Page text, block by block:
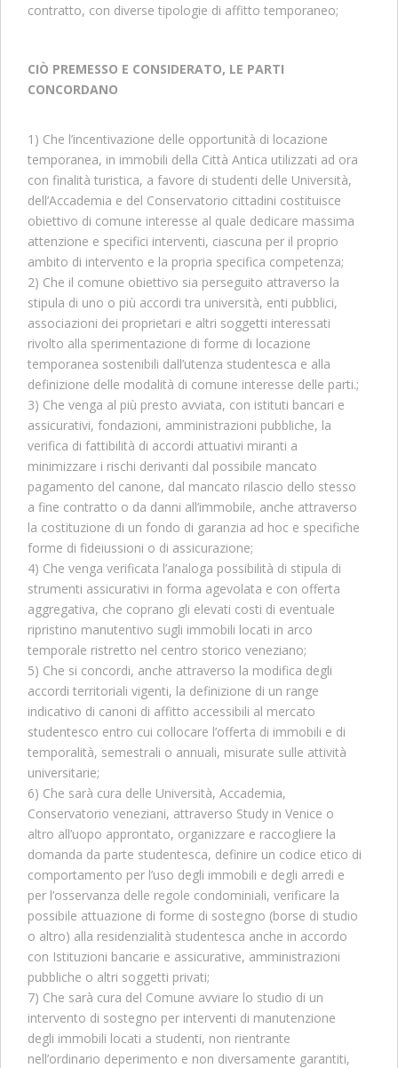
contratto, con diverse tipologie di affitto temporaneo;
CIÒ PREMESSO E CONSIDERATO, LE PARTI
CONCORDANO
1) Che l’incentivazione delle opportunità di locazione
temporanea, in immobili della Città Antica utilizzati ad ora
con finalità turistica, a favore di studenti delle Università,
dell’Accademia e del Conservatorio cittadini costituisce
obiettivo di comune interesse al quale dedicare massima
attenzione e specifici interventi, ciascuna per il proprio
ambito di intervento e la propria specifica competenza;
2) Che il comune obiettivo sia perseguito attraverso la
stipula di uno o più accordi tra università, enti pubblici,
associazioni dei proprietari e altri soggetti interessati
rivolto alla sperimentazione di forme di locazione
temporanea sostenibili dall’utenza studentesca e alla
definizione delle modalità di comune interesse delle parti.;
3) Che venga al più presto avviata, con istituti bancari e
assicurativi, fondazioni, amministrazioni pubbliche, la
verifica di fattibilità di accordi attuativi miranti a
minimizzare i rischi derivanti dal possibile mancato
pagamento del canone, dal mancato rilascio dello stesso
a fine contratto o da danni all’immobile, anche attraverso
la costituzione di un fondo di garanzia ad hoc e specifiche
forme di fideiussioni o di assicurazione;
4) Che venga verificata l’analoga possibilità di stipula di
strumenti assicurativi in forma agevolata e con offerta
aggregativa, che coprano gli elevati costi di eventuale
ripristino manutentivo sugli immobili locati in arco
temporale ristretto nel centro storico veneziano;
5) Che si concordi, anche attraverso la modifica degli
accordi territoriali vigenti, la definizione di un range
indicativo di canoni di affitto accessibili al mercato
studentesco entro cui collocare l’offerta di immobili e di
temporalità, semestrali o annuali, misurate sulle attività
universitarie;
6) Che sarà cura delle Università, Accademia,
Conservatorio veneziani, attraverso Study in Venice o
altro all’uopo approntato, organizzare e raccogliere la
domanda da parte studentesca, definire un codice etico di
comportamento per l’uso degli immobili e degli arredi e
per l’osservanza delle regole condominiali, verificare la
possibile attuazione di forme di sostegno (borse di studio
o altro) alla residenzialità studentesca anche in accordo
con Istituzioni bancarie e assicurative, amministrazioni
pubbliche o altri soggetti privati;
7) Che sarà cura del Comune avviare lo studio di un
intervento di sostegno per interventi di manutenzione
degli immobili locati a studenti, non rientrante
nell’ordinario deperimento e non diversamente garantiti,